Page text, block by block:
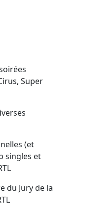
Super
(et
singles et
du Jury de la